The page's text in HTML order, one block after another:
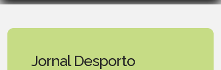
Jornal Desporto